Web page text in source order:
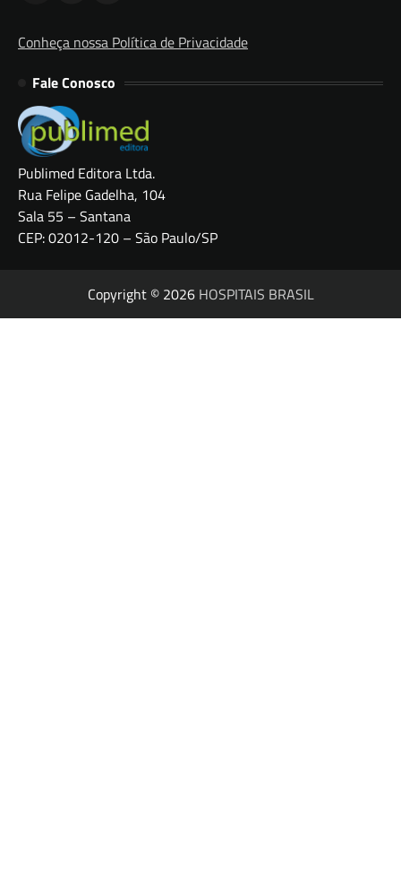
Conheça nossa Política de Privacidade
Fale Conosco
Publimed Editora Ltda.
Rua Felipe Gadelha, 104
Sala 55 – Santana
CEP: 02012-120 – São Paulo/SP
Copyright © 2026 HOSPITAIS BRASIL